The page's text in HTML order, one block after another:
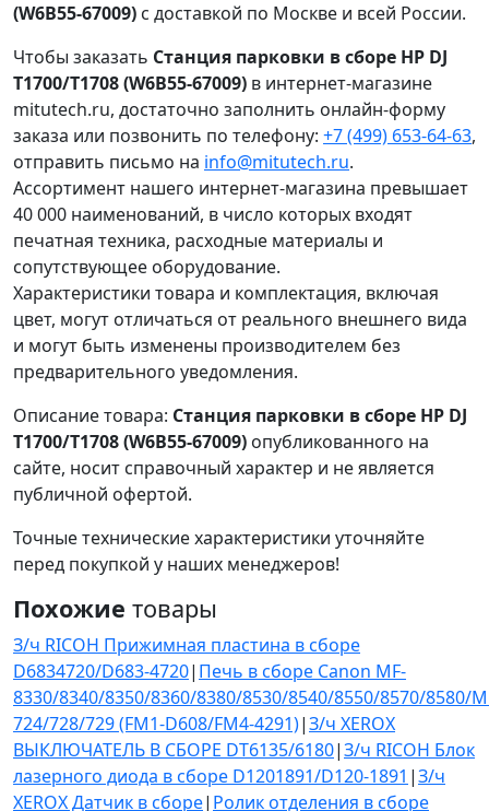
(W6B55-67009) с доставкой по Москве и всей России.
Чтобы заказать Станция парковки в сборе HP DJ
T1700/T1708 (W6B55-67009) в интернет-магазине
mitutech.ru, достаточно заполнить онлайн-форму
заказа или позвонить по телефону: +7 (499) 653-64-63,
отправить письмо на info@mitutech.ru.
Ассортимент нашего интернет-магазина превышает
40 000 наименований, в число которых входят
печатная техника, расходные материалы и
сопутствующее оборудование.
Характеристики товара и комплектация, включая
цвет, могут отличаться от реального внешнего вида
и могут быть изменены производителем без
предварительного уведомления.
Описание товара: Станция парковки в сборе HP DJ
T1700/T1708 (W6B55-67009) опубликованного на
сайте, носит справочный характер и не является
публичной офертой.
Точные технические характеристики уточняйте
перед покупкой у наших менеджеров!
Похожие товары
З/ч RICOH Прижимная пластина в сборе
D6834720/D683-4720| Печь в сборе Canon MF-
8330/8340/8350/8360/8380/8530/8540/8550/8570/8580/
724/728/729 (FM1-D608/FM4-4291)|З/ч XEROX
ВЫКЛЮЧАТЕЛЬ В СБОРЕ DT6135/6180|З/ч RICOH Блок
лазерного диода в сборе D1201891/D120-1891 |З/ч
XEROX Датчик в сборе| Ролик отделения в сборе